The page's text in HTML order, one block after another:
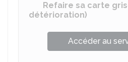
Refaire sa carte
détérioration)
Accéder au